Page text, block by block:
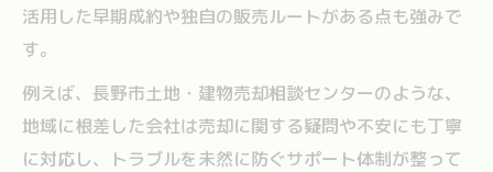
活用した早期成約や独自の販売ルートがある点も強みで
す。
例えば、長野市土地・建物売却相談センターのような、
地域に根差した会社は売却に関する疑問や不安にも丁寧
に対応し、トラブルを未然に防ぐサポート体制が整って